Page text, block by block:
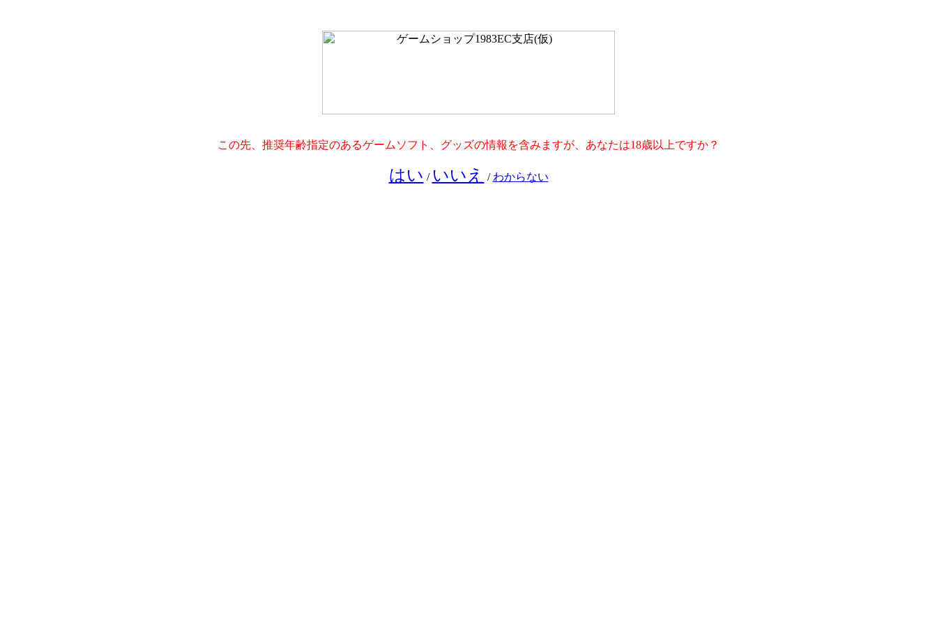
この先、推奨年齢指定のあるゲームソフト、グッズの情報を含みますが、あなたは18歳以上ですか？
はい / いいえ / わからない